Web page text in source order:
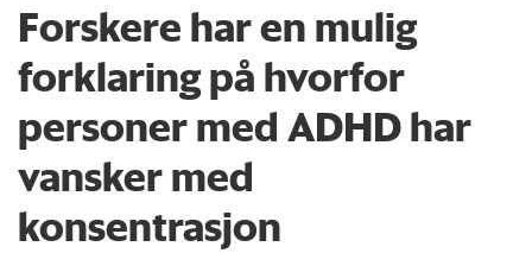
Forskere har en mulig
forklaring på hvorfor
personer med ADHD har
vansker med
konsentrasjon